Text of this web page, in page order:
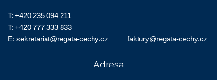
T: +420 235 094 211
T: +420 777 333 833
E: sekretariat@regata-cechy.cz faktury@regata-cechy.cz
Adresa